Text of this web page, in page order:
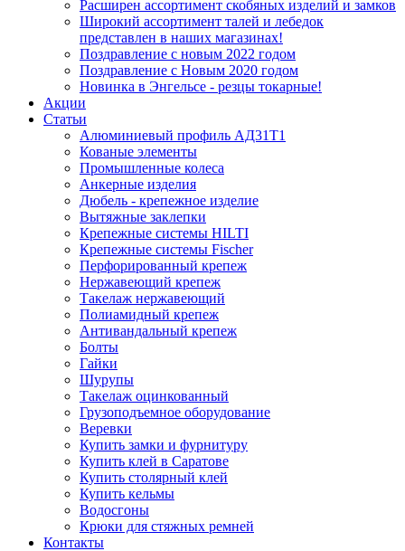
Расширен ассортимент скобяных изделий и замков
Широкий ассортимент талей и лебедок
представлен в наших магазинах!
Поздравление с новым 2022 годом
Поздравление с Новым 2020 годом
Новинка в Энгельсе - резцы токарные!
Акции
Статьи
Алюминиевый профиль АД31Т1
Кованые элементы
Промышленные колеса
Анкерные изделия
Дюбель - крепежное изделие
Вытяжные заклепки
Крепежные системы HILTI
Крепежные системы Fischer
Перфорированный крепеж
Нержавеющий крепеж
Такелаж нержавеющий
Полиамидный крепеж
Антивандальный крепеж
Болты
Гайки
Шурупы
Такелаж оцинкованный
Грузоподъемное оборудование
Веревки
Купить замки и фурнитуру
Купить клей в Саратове
Купить столярный клей
Купить кельмы
Водосгоны
Крюки для стяжных ремней
Контакты